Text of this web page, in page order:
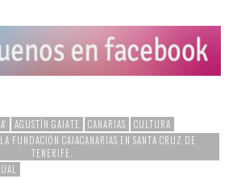
AGUSTÍN GAJATE CANARIAS
CULTURA
FUNDACIÓN CAJACANARIAS EN SANTA CRUZ DE
TENERIFE.